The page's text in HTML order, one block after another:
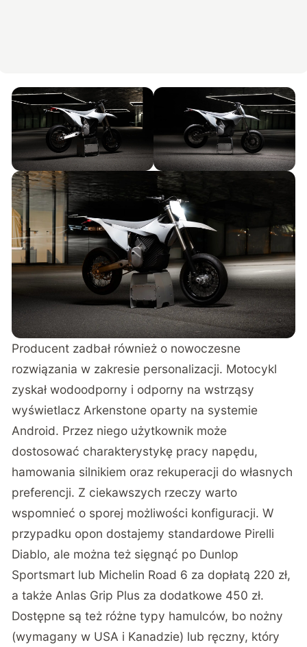
Producent zadbał również o nowoczesne
rozwiązania w zakresie personalizacji. Motocykl
zyskał wodoodporny i odporny na wstrząsy
wyświetlacz Arkenstone oparty na systemie
Android. Przez niego użytkownik może
dostosować charakterystykę pracy napędu,
hamowania silnikiem oraz rekuperacji do własnych
preferencji. Z ciekawszych rzeczy warto
wspomnieć o sporej możliwości konfiguracji. W
przypadku opon dostajemy standardowe Pirelli
Diablo, ale można też sięgnąć po Dunlop
Sportsmart lub Michelin Road 6 za dopłatą 220 zł,
a także Anlas Grip Plus za dodatkowe 450 zł.
Dostępne są też różne typy hamulców, bo nożny
(wymagany w USA i Kanadzie) lub ręczny, który